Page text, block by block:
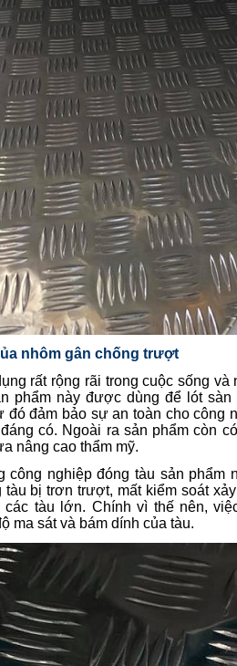
nhôm gân chống trượt
rất rộng rãi trong cuộc sống và
phẩm này được dùng để lót sàn
đó đảm bảo sự an toàn cho công
có. Ngoài ra sản phẩm còn
nâng cao thẩm mỹ.
công nghiệp đóng tàu sản phẩm
tàu bị trơn trượt, mất kiểm soát
các tàu lớn. Chính vì thế nên,
ma sát và bám dính của tàu.